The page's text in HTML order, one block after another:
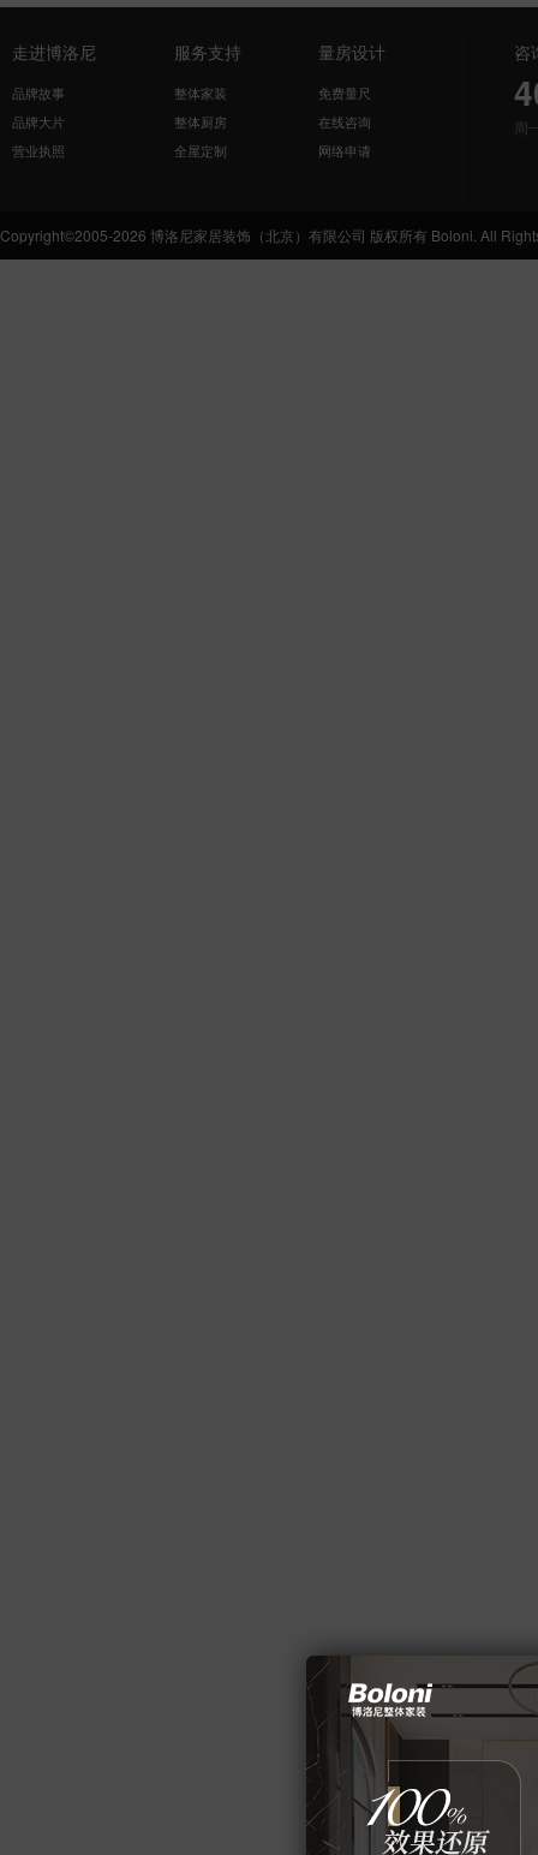
走进博洛尼
品牌故事
品牌大片
营业执照
服务支持
整体家装
整体厨房
全屋定制
量房设计
免费量尺
在线咨询
网络申请
咨
周
Copyright©2005-2026 博洛尼家居装饰（北京）有限公司 版权所有 Boloni. All